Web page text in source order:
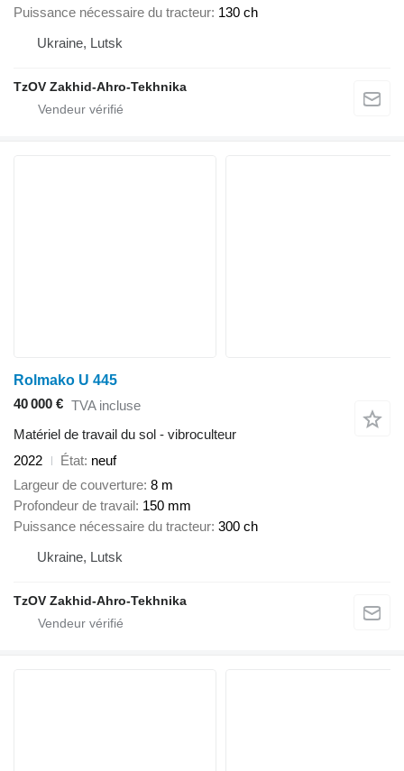
Puissance nécessaire du tracteur 130 ch
Ukraine, Lutsk
TzOV Zakhid-Ahro-Tekhnika
Rolmako U 445
40 000 € TVA incluse
Matériel de travail du sol - vibroculteur
2022
État neuf
Largeur de couverture 8 m
Profondeur de travail 150 mm
Puissance nécessaire du tracteur 300 ch
Ukraine, Lutsk
TzOV Zakhid-Ahro-Tekhnika